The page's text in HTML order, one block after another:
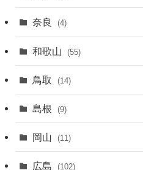
奈良 (4)
和歌山 (55)
鳥取 (14)
島根 (9)
岡山 (11)
広島 (102)